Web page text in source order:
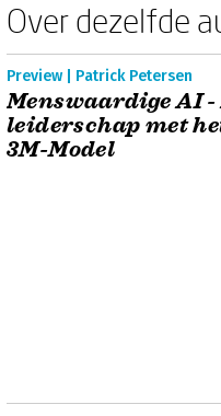
Over dezelfde
Preview | Patrick Petersen
Menswaardige AI
leiderschap met
3M-Model